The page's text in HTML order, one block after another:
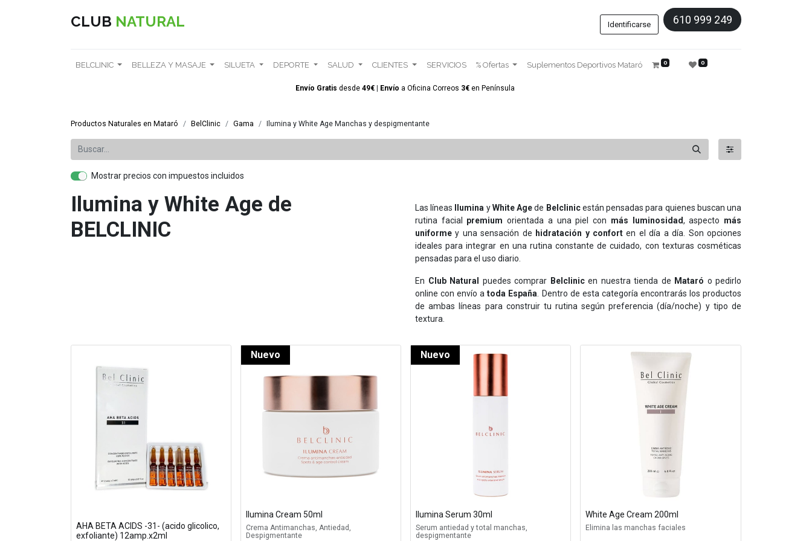
CLUB NATURAL Identificarse 610 999 249
BELCLINIC BELLEZA Y MASAJE SILUETA DEPORTE SALUD CLIENTES SERVICIOS % Ofertas Suplementos Deportivos Mataró 0 0
Envío Gratis desde 49€ Envío a Oficina Correos 3€ en Península
Productos Naturales en Mataró BelClinic ​Gama​ Ilumina y White Age Manchas y despigmentante
Mostrar precios con impuestos incluidos
Ilumina y White Age de
BELCLINIC
Las líneas Ilumina yWhite Agede Belclinicestán pensadas para quienes buscan una
rutina facial premium orientada a una piel con más luminosidad, aspecto más
uniforme y una sensación de hidratación y confort en el día a día. Son opciones
ideales para integrar en una rutina constante de cuidado, con texturas cosméticas
pensadas para el uso diario.
En Club Natural puedes comprar Belclinicen nuestra tienda de Mataró o pedirlo
online con envío atoda España . Dentro de esta categoría encontrarás los productos
de ambas líneas para construir tu rutina según preferencia (día/noche) y tipo de
textura.
AHA BETA ACIDS -31- (acido glicolico,
exfoliante) 12amp.x2ml
Nuevo
Ilumina Cream 50ml
Crema Antimanchas, Antiedad,
Despigmentante
Nuevo
Ilumina Serum 30ml
Serum antiedad y total manchas,
despigmentante
White Age Cream 200ml
Elimina las manchas faciales